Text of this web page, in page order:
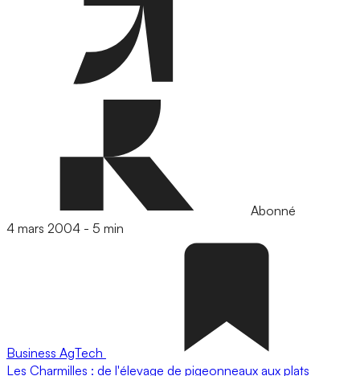
Abonné
4 mars 2004 - 5 min
Business AgTech
Les Charmilles : de l'élevage de pigeonneaux aux plats